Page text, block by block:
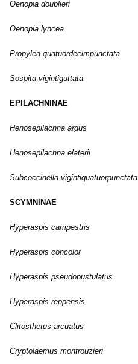
Oenopia doublieri
Oenopia lyncea
Propylea quatuordecimpunctata
Sospita vigintiguttata
EPILACHNINAE
Henosepilachna argus
Henosepilachna elaterii
Subcoccinella vigintiquatuorpunctata
SCYMNINAE
Hyperaspis campestris
Hyperaspis concolor
Hyperaspis pseudopustulatus
Hyperaspis reppensis
Clitosthetus arcuatus
Cryptolaemus montrouzieri